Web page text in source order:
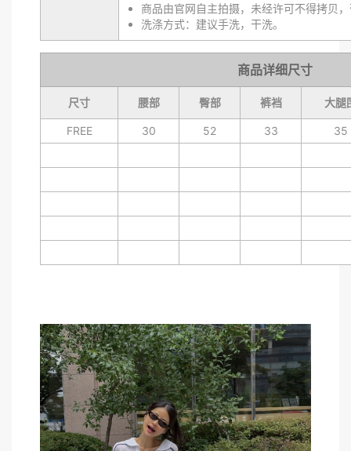
商品由官网自主拍摄，未经许可不得拷贝
洗涤方式：建议手洗，干洗。
商品详细尺寸
尺寸 腰部 臀部 裤裆 大腿
FREE 30 52 33 35